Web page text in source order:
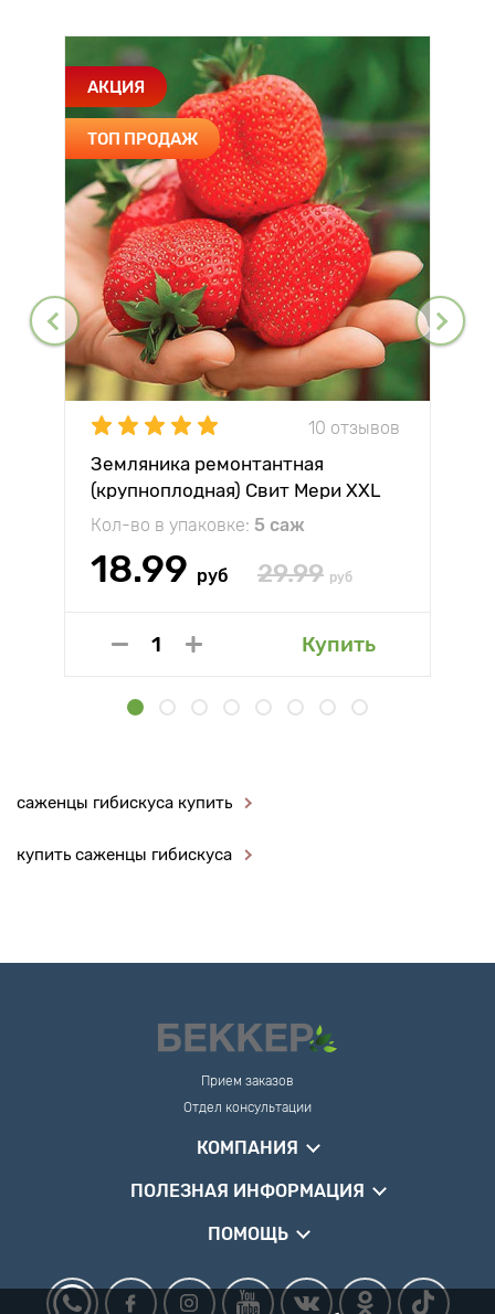
АКЦИЯ
ТОП ПРОДАЖ
10 отзывов
Земляника ремонтантная
(крупноплодная) Свит Мери XXL
Кол-во в упаковке: 5 саж
18.99 руб 29.99 руб
Купить
саженцы гибискуса купить
купить саженцы гибискуса
Прием заказов
Отдел консультации
КОМПАНИЯ
ПОЛЕЗНАЯ ИНФОРМАЦИЯ
ПОМОЩЬ